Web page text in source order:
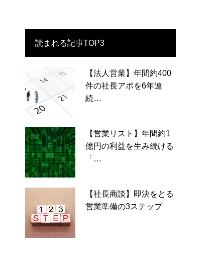
読まれる記事TOP3
【法人営業】年間約400
件の社長アポを6年連
続…
【営業リスト】年間約1
億円の利益を生み続ける
「…
【社長商談】即決をとる
営業準備の3ステップ